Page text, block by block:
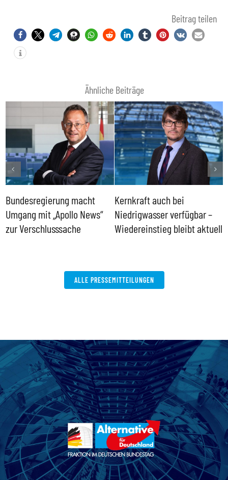
Beitrag teilen
Ähnliche Beiträge
Bundesregierung macht
Umgang mit „Apollo News“
zur Verschlusssache
Kernkraft auch bei
Niedrigwasser verfügbar –
Wiedereinstieg bleibt aktuell
ALLE PRESSEMITTEILUNGEN